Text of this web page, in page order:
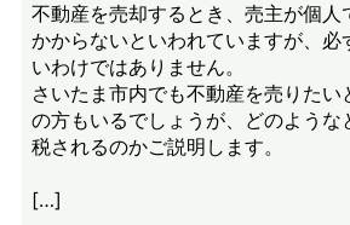
不動産を売却するとき、売主が個人
かからないといわれていますが、必
いわけではありません。
さいたま市内でも不動産を売りたい
の方もいるでしょうが、どのような
税されるのかご説明します。
[…]